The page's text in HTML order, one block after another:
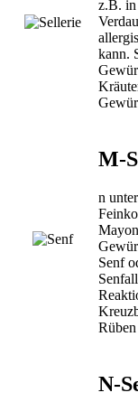
z.B. in
kann.
M-
n
Senf
N-